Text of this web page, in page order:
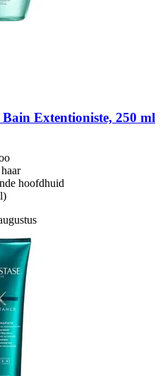
Bain Extentioniste, 250 ml
hoofdhuid